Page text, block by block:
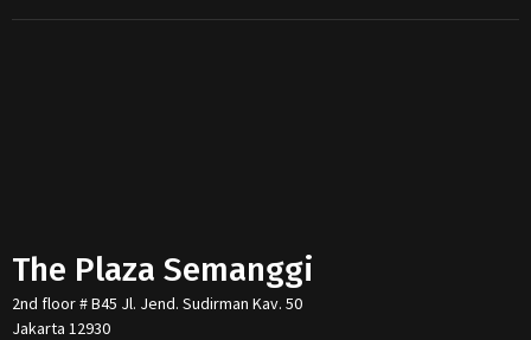
The Plaza Semanggi
2nd floor # B45 Jl. Jend. Sudirman Kav. 50
Jakarta 12930